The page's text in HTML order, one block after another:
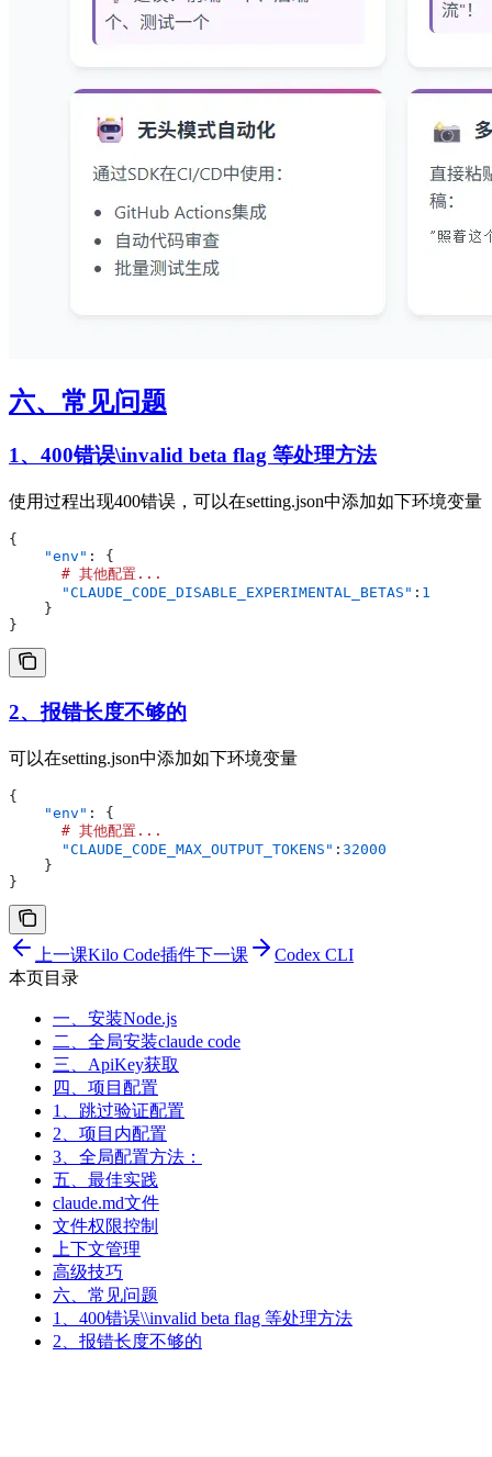
六、常见问题
1、400错误\invalid beta flag 等处理方法
使用过程出现400错误，可以在setting.json中添加如下环境变量
{
    "env"
: {
      #
其他配置...
      "CLAUDE_CODE_DISABLE_EXPERIMENTAL_BETAS"
: 1
    }
}
2、报错长度不够的
可以在setting.json中添加如下环境变量
{
    "env"
: {
      #
其他配置...
      "CLAUDE_CODE_MAX_OUTPUT_TOKENS"
: 32000
    }
}
上一课Kilo Code插件下一课
Codex CLI
本页目录
一、安装Node.js
二、全局安装claude code
三、ApiKey获取
四、项目配置
1、跳过验证配置
2、项目内配置
3、全局配置方法：
五、最佳实践
claude.md文件
文件权限控制
上下文管理
高级技巧
六、常见问题
1、400错误\\invalid beta flag 等处理方法
2、报错长度不够的